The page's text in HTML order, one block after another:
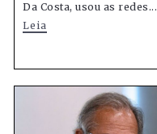
Da Costa, usou as redes...
Leia